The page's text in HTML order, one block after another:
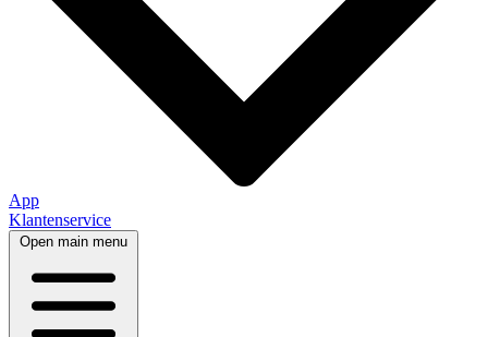
App
Klantenservice
Open main menu